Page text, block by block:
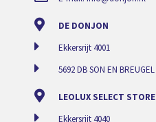
DE DONJON
Ekkersrijt 4001
5692 DB SON EN BREUGEL
LEOLUX SELECT STORE
Ekkersrijt 4040